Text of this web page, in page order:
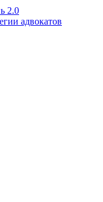
2.0
адвокатов